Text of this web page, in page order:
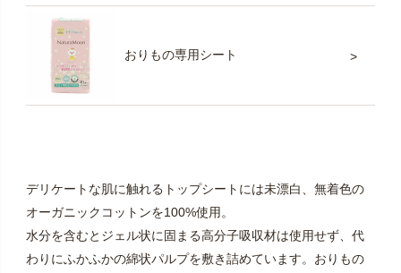
おりもの専用シート
デリケートな肌に触れるトップシートには未漂白、無着色の
オーガニックコットンを100%使用。
水分を含むとジェル状に固まる高分子吸収材は使用せず、代
わりにふかふかの綿状パルプを敷き詰めています。おりもの